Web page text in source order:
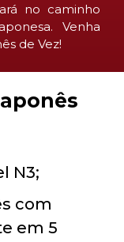
no caminho
Venha
de Vez!
N3;
com
em 5